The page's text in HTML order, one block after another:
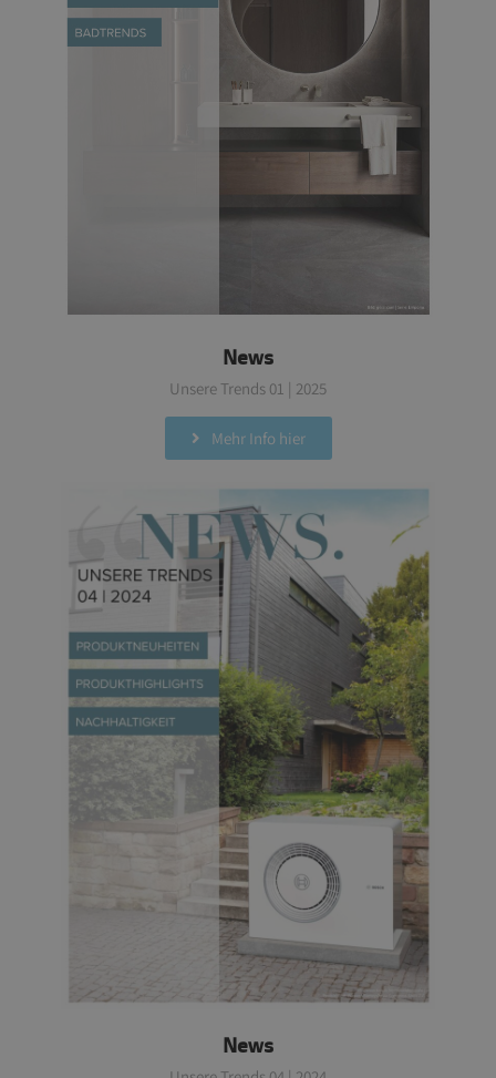
News
Unsere Trends 01 | 2025
Mehr Info hier
News